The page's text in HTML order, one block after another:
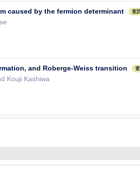
caused by the fermion determinant 査
and Roberge-Weiss transition
Kouji Kashiwa